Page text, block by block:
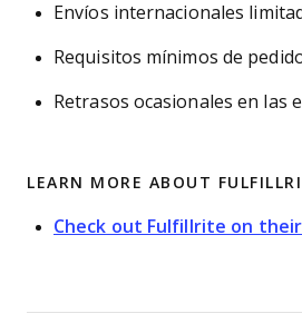
Envíos internacionales
Requisitos mínimos de
Retrasos ocasionales en las
LEARN MORE ABOUT
Check out Fulfillrite on